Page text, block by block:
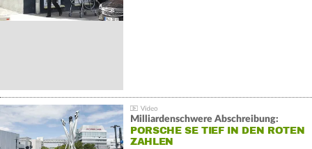
Milliardenschwere Abschreibung:
PORSCHE SE TIEF IN DEN ROTEN
ZAHLEN